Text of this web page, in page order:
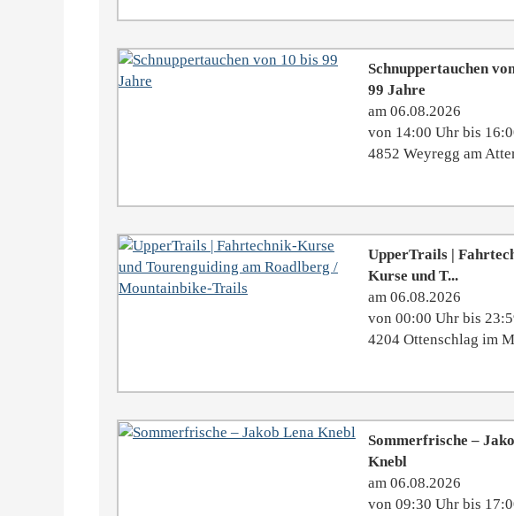
Schnuppertauchen
99 Jahre
am 06.08.2026
von 14:00 Uhr bis
4852 Weyregg am
UpperTrails |
Kurse und T...
am 06.08.2026
von 00:00 Uhr bis
4204 Ottenschlag im
Sommer­frische –
Knebl
am 06.08.2026
von 09:30 Uhr bis